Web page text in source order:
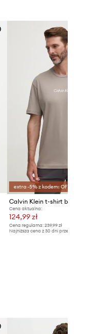
extra -5% z kodem: OFF*
Calvin Klein t-shirt
Cena aktualna:
124,99 zł
Cena regularna: 239,99 zł
Najniższa cena z 30 dni przed obniżką: